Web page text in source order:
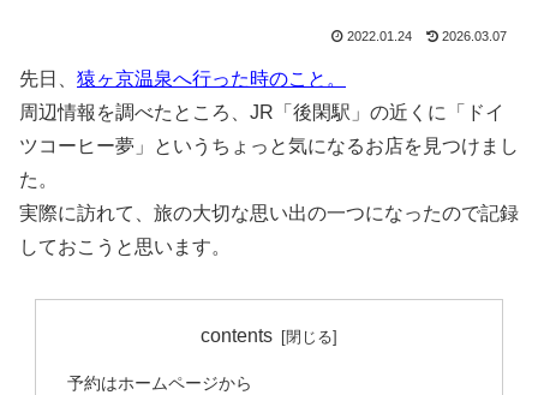
2022.01.24 2026.03.07
先日、 猿ヶ京温泉へ行った時のこと。
周辺情報を調べたところ、JR「後閑駅」の近くに「ドイ
ツコーヒー夢」というちょっと気になるお店を見つけまし
た。
実際に訪れて、旅の大切な思い出の一つになったので記録
しておこうと思います。
contents
予約はホームページから